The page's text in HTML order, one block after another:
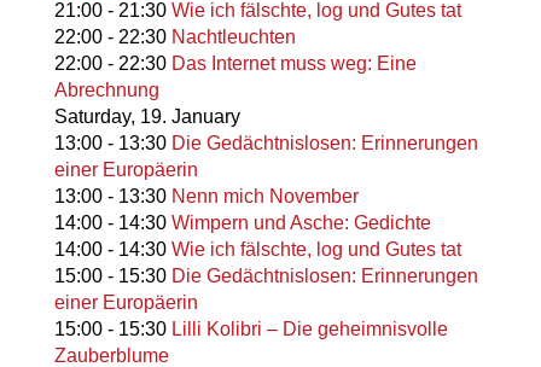
21:00- 21:30 Wie ich fälschte, log und Gutes tat
22:00- 22:30 Nachtleuchten
22:00- 22:30 Das Internet muss weg: Eine
Abrechnung
Saturday, 19. January
13:00- 13:30 Die Gedächtnislosen: Erinnerungen
einer Europäerin
13:00- 13:30 Nenn mich November
14:00- 14:30 Wimpern und Asche: Gedichte
14:00- 14:30 Wie ich fälschte, log und Gutes tat
15:00- 15:30 Die Gedächtnislosen: Erinnerungen
einer Europäerin
15:00- 15:30 Lilli Kolibri – Die geheimnisvolle
Zauberblume